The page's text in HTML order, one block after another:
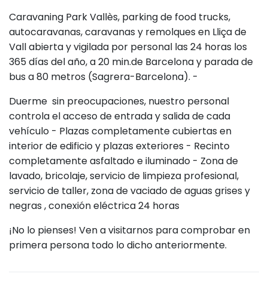
Caravaning Park Vallès, parking de food trucks,
autocaravanas, caravanas y remolques en Lliça de
Vall abierta y vigilada por personal las 24 horas los
365 días del año, a 20 min.de Barcelona y parada de
bus a 80 metros (Sagrera-Barcelona). -
Duerme sin preocupaciones, nuestro personal
controla el acceso de entrada y salida de cada
vehículo - Plazas completamente cubiertas en
interior de edificio y plazas exteriores - Recinto
completamente asfaltado e iluminado - Zona de
lavado, bricolaje, servicio de limpieza profesional,
servicio de taller, zona de vaciado de aguas grises y
negras , conexión eléctrica 24 horas
¡No lo pienses! Ven a visitarnos para comprobar en
primera persona todo lo dicho anteriormente.